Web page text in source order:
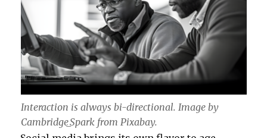
Interaction is always bi-directional. Image by
Cambridge_Spark from Pixabay.